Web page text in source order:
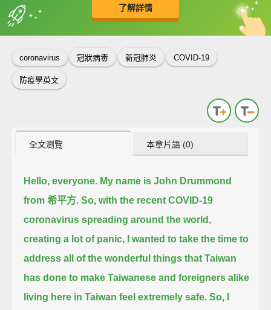
了解詳情
收錄佳句 中
英
coronavirus 冠狀病毒 新冠肺炎 COVID-19
防疫學英文
全文瀏覽 本章片語 (0)
Hello, everyone. My name is John Drummond
from 希平方. So, with the recent COVID-19
coronavirus spreading around the world,
creating a lot of panic,
I wanted to take the time to
address all of the wonderful things that Taiwan
has done to make Taiwanese and foreigners alike
living here in Taiwan feel extremely safe. So, I